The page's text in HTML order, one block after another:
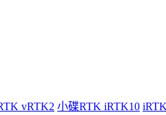
vRTK2 小碟RTK iRTK10